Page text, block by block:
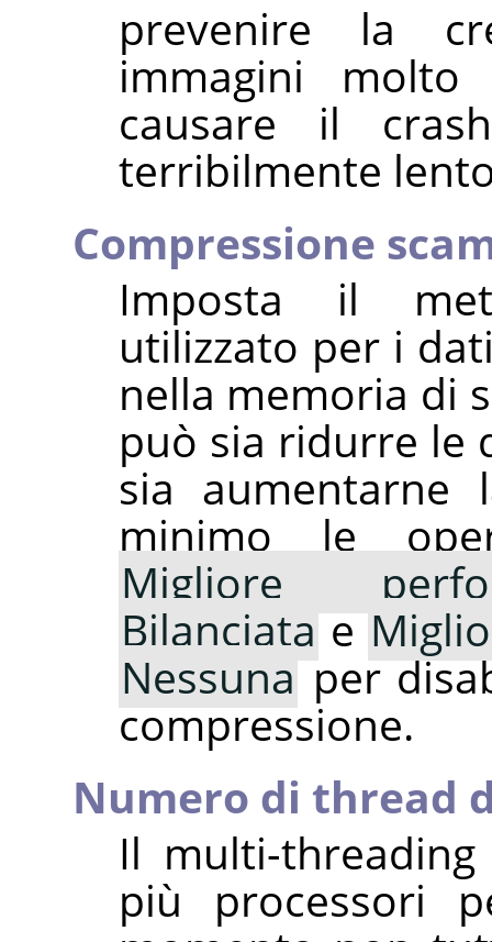
prevenire la
immagini
causare il
terribilmente
Compressione
Imposta il
utilizzato per i
nella memoria di
può sia ridurre le
sia aumentarne
minimo le
Migliore
Bilanciatae
Nessunaper
compressione.
Numero di thread
Il multi-
più processori